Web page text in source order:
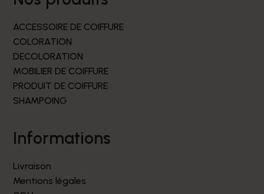
ACCESSOIRE DE COIFFURE
COLORATION
DECOLORATION
MOBILIER DE COIFFURE
PRODUIT DE COIFFURE
SHAMPOING
informations
Livraison
Mentions légales